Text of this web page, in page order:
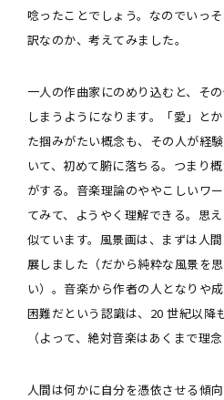
唸ったことでしょう。なのでいっ
訳なのか、考えてみました。
一人の作曲家にのめり込むと、そ
しまうようになります。「愛」と
た掴みがたい概念も、その人が経
いて、初めて腑に落ちる。つまり
がする。音楽理論のややこしいワ
てみて、ようやく理解できる。思
似ています。風景画は、まずは人
展しました（だから純粋な風景を
い）。音楽から作者の人となりや
困難だという認識は、20 世紀以降
（よって、絶対音楽はあくまで理
人間は何かに自分を憑依させる傾